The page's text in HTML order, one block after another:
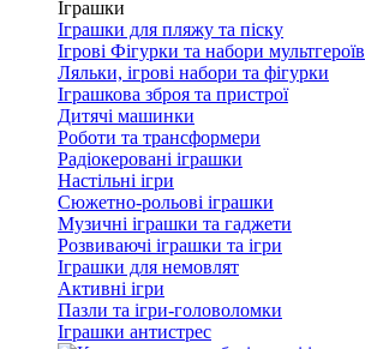
Іграшки
Іграшки для пляжу та піску
Ігрові Фігурки та набори мультгероїв
Ляльки, ігрові набори та фігурки
Іграшкова зброя та пристрої
Дитячі машинки
Роботи та трансформери
Радіокеровані іграшки
Настільні ігри
Сюжетно-рольові іграшки
Музичні іграшки та гаджети
Розвиваючі іграшки та ігри
Іграшки для немовлят
Активні ігри
Пазли та ігри-головоломки
Іграшки антистрес